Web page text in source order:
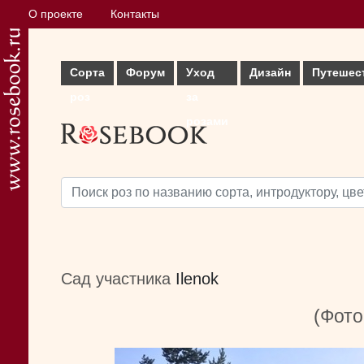
О проекте Контакты
Сорта
Форум
Уход
Дизайн
Сад участника Ilenok